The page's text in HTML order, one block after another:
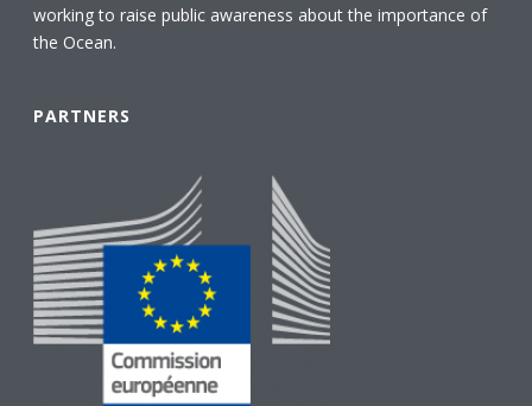
working to raise public awareness about the importance of
the Ocean.
PARTNERS